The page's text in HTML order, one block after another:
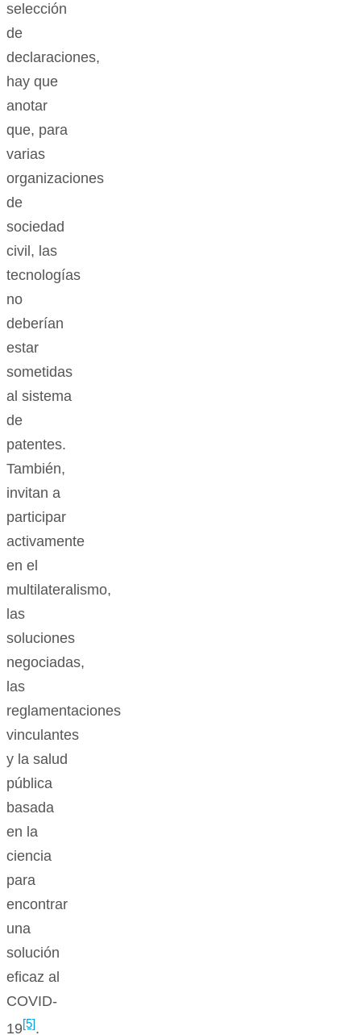
selección
de
declaraciones,
hay que
anotar
que, para
varias
organizaciones
de
sociedad
civil, las
tecnologías
no
deberían
estar
sometidas
al sistema
de
patentes.
También,
invitan a
participar
activamente
en el
multilateralismo,
las
soluciones
negociadas,
las
reglamentaciones
vinculantes
y la salud
pública
basada
en la
ciencia
para
encontrar
una
solución
eficaz al
COVID-
19[5].